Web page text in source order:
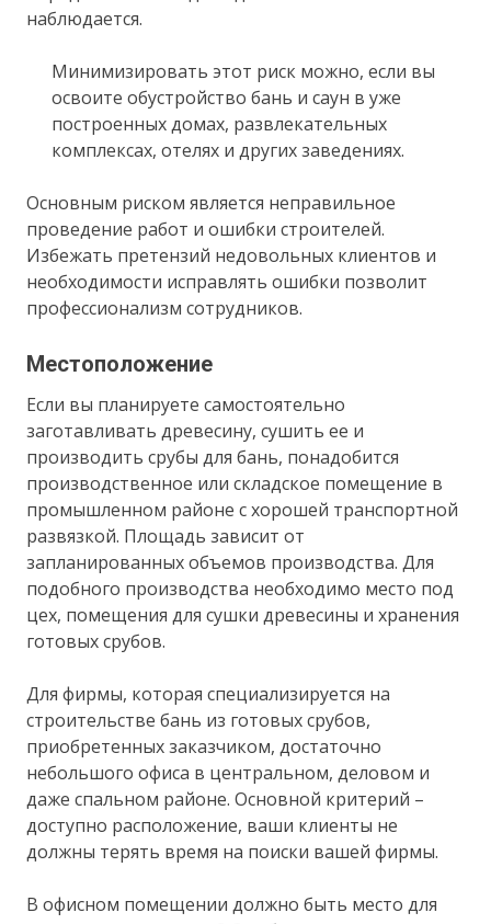
наблюдается.
Минимизировать этот риск можно, если вы
освоите обустройство бань и саун в уже
построенных домах, развлекательных
комплексах, отелях и других заведениях.
Основным риском является неправильное
проведение работ и ошибки строителей.
Избежать претензий недовольных клиентов и
необходимости исправлять ошибки позволит
профессионализм сотрудников.
Местоположение
Если вы планируете самостоятельно
заготавливать древесину, сушить ее и
производить срубы для бань, понадобится
производственное или складское помещение в
промышленном районе с хорошей транспортной
развязкой. Площадь зависит от
запланированных объемов производства. Для
подобного производства необходимо место под
цех, помещения для сушки древесины и хранения
готовых срубов.
Для фирмы, которая специализируется на
строительстве бань из готовых срубов,
приобретенных заказчиком, достаточно
небольшого офиса в центральном, деловом и
даже спальном районе. Основной критерий –
доступно расположение, ваши клиенты не
должны терять время на поиски вашей фирмы.
В офисном помещении должно быть место для